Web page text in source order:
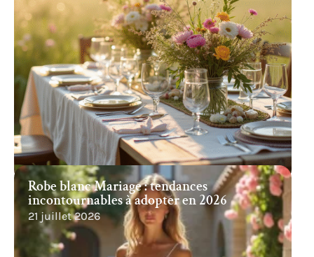
Robe blanc Mariage : tendances
incontournables à adopter en 2026
21 juillet 2026